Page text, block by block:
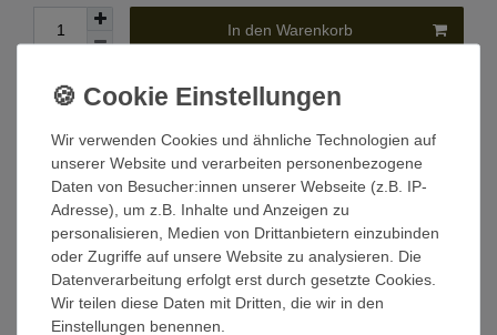
In den Warenkorb
Wunschliste
* inkl. ges. MwSt. zzgl.Versandkosten
Beschreibung
Technische Daten
Wir verwenden Cookies und ähnliche Technologien auf
unserer Website und verarbeiten personenbezogene
Daten von Besucher:innen unserer Webseite (z.B. IP-
Adresse), um z.B. Inhalte und Anzeigen zu
personalisieren, Medien von Drittanbietern einzubinden
oder Zugriffe auf unsere Website zu analysieren. Die
Datenverarbeitung erfolgt erst durch gesetzte Cookies.
Wir teilen diese Daten mit Dritten, die wir in den
Einstellungen benennen.